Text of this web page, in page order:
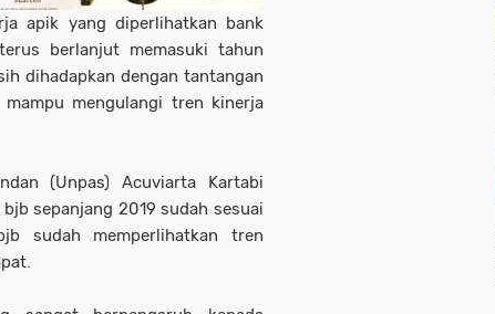
apik yang diperlihatkan bank
berlanjut memasuki tahun
dihadapkan dengan tantangan
mengulangi tren kinerja
(Unpas) Acuviarta Kartabi
sepanjang 2019 sudah sesuai
sudah memperlihatkan tren